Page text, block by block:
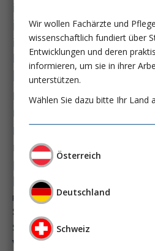
immunosep-studie
intensiv-news
intensivstation
kdigo-leitlinien
leberzirrhose
masld metabolische
multiples myelom
nephro-news
niereninsuffizienz
peg-
perioperative
pisces-studie
schluckstörung
septischer schock
vasopressortherapie
Wir wollen Fachärzte und
wissenschaftlich fundiert über
Entwicklungen und deren
informieren, um sie in ihrer
unterstützen.
Wählen Sie dazu bitte Ihr Land
Österreich
Deutschland
Schweiz